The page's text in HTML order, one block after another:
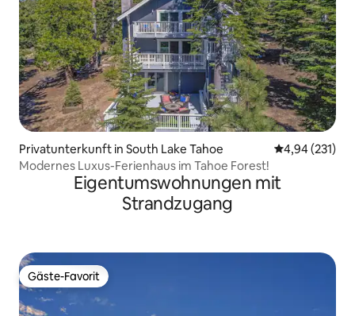
Privatunterkunft in South Lake Tahoe
4,94 (231)
Modernes Luxus-Ferienhaus im Tahoe Forest!
Eigentumswohnungen mit
Strandzugang
Gäste-Favorit
Gäste-Favorit